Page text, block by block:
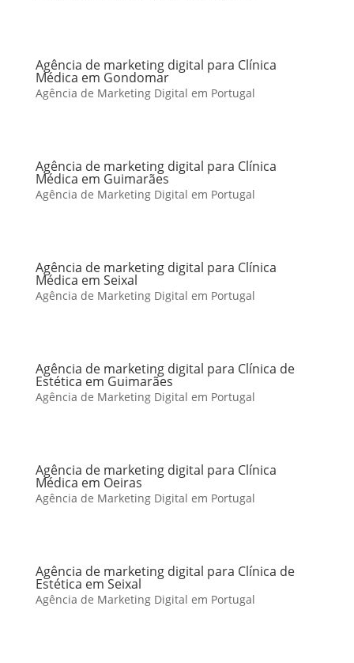
Agência de marketing digital para Clínica
Médica em Gondomar
Agência de Marketing Digital em Portugal
Agência de marketing digital para Clínica
Médica em Guimarães
Agência de Marketing Digital em Portugal
Agência de marketing digital para Clínica
Médica em Seixal
Agência de Marketing Digital em Portugal
Agência de marketing digital para Clínica de
Estética em Guimarães
Agência de Marketing Digital em Portugal
Agência de marketing digital para Clínica
Médica em Oeiras
Agência de Marketing Digital em Portugal
Agência de marketing digital para Clínica de
Estética em Seixal
Agência de Marketing Digital em Portugal